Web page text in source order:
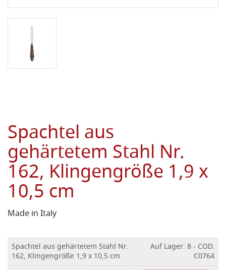
Spachtel aus
gehärtetem Stahl Nr.
162, Klingengröße 1,9 x
10,5 cm
Made in Italy
Spachtel aus gehärtetem Stahl Nr.
162, Klingengröße 1,9 x 10,5 cm
Auf Lager: 8 - COD.
C0764